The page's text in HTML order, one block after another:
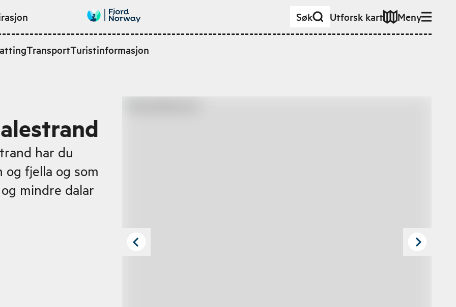
TransportTuristinformasjon
Søk Utforsk kart Meny
har du
fjella og som
mindre dalar